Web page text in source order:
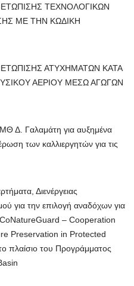
ΤΕΧΝΟΛΟΓΙΚΩΝ
ΜΕ ΤΗΝ ΚΩΔΙΚΗ
ΑΤΥΧΗΜΑΤΩΝ ΚΑΤΑ
ΑΕΡΙΟΥ ΜΕΣΩ ΑΓΩΓΩΝ
Δ. Γαλαμάτη για αυξημένα
των καλλιεργητών για τις
Διενέργειας
για την επιλογή αναδόχων για
– Cooperation
Preservation in Protected
πλαίσιο του Προγράμματος